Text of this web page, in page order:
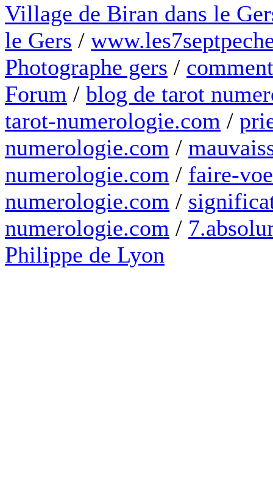
Village de Biran dans le
le Gers /
Photographe gers /
Forum / blog de tarot
tarot-numerologie.com /
numerologie.com /
numerologie.com / faire-
numerologie.com /
numerologie.com /
Philippe de Lyon